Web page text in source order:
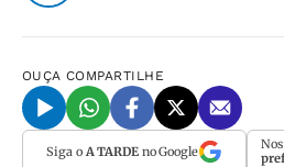
OUÇA COMPARTILHE
Siga o A TARDEno Google